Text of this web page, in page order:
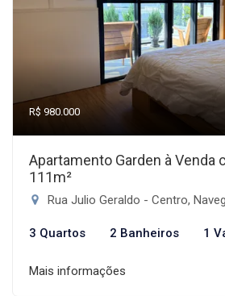
R$ 980.000
Apartamento Garden à Venda
111m²
Rua Julio Geraldo - Centro,
3 Quartos 2 Banheiros 1
Mais informações